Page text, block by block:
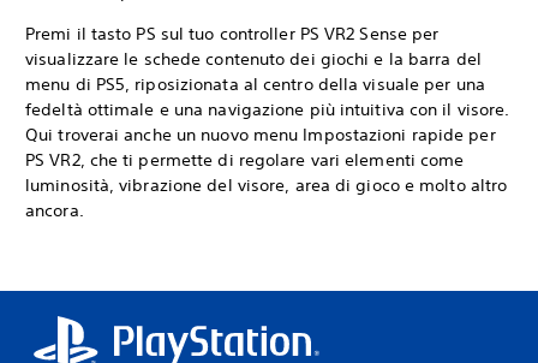
Premi il tasto PS sul tuo controller PS VR2 Sense per
visualizzare le schede contenuto dei giochi e la barra del
menu di PS5, riposizionata al centro della visuale per una
fedeltà ottimale e una navigazione più intuitiva con il visore.
Qui troverai anche un nuovo menu Impostazioni rapide per
PS VR2, che ti permette di regolare vari elementi come
luminosità, vibrazione del visore, area di gioco e molto altro
ancora.